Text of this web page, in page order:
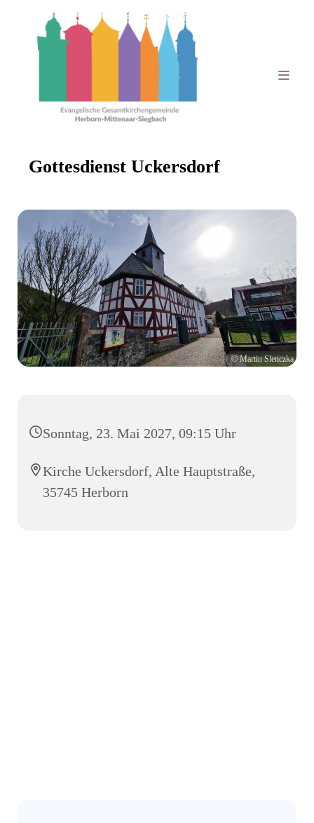
Gottesdienst Uckersdorf
© Martin Slenczka
Sonntag, 23. Mai 2027, 09:15 Uhr
Kirche Uckersdorf, Alte Hauptstraße,
35745 Herborn